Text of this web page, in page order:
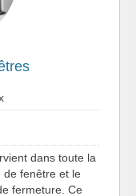
dans toute la
de fenêtre et le
fermeture. Ce